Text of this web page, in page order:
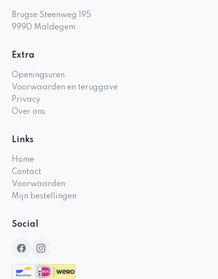
Brugse Steenweg 195
9990 Maldegem
Extra
Openingsuren
Voorwaarden en teruggave
Privacy
Over ons
Links
Home
Contact
Voorwaarden
Mijn bestellingen
Social